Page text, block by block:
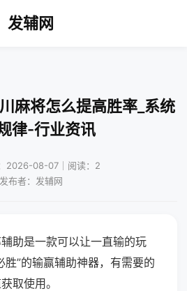
发辅网
麻将怎么提高胜率_系统
律-行业资讯
2026-08-07｜阅读：2
发布者：发辅网
助是一款可以让一直输的玩
胜”的输赢辅助神器，有需要的
取使用。